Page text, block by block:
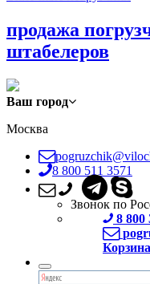
продажа
штабелеров
Ваш город
Москва
8 800 511 3571
Звонок по
8 800
Корзина